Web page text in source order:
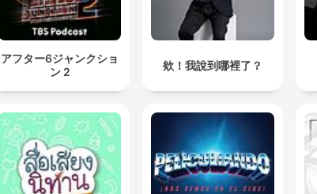
アフター6ジャンクショ
ン 2
欸！我說到哪裡了？